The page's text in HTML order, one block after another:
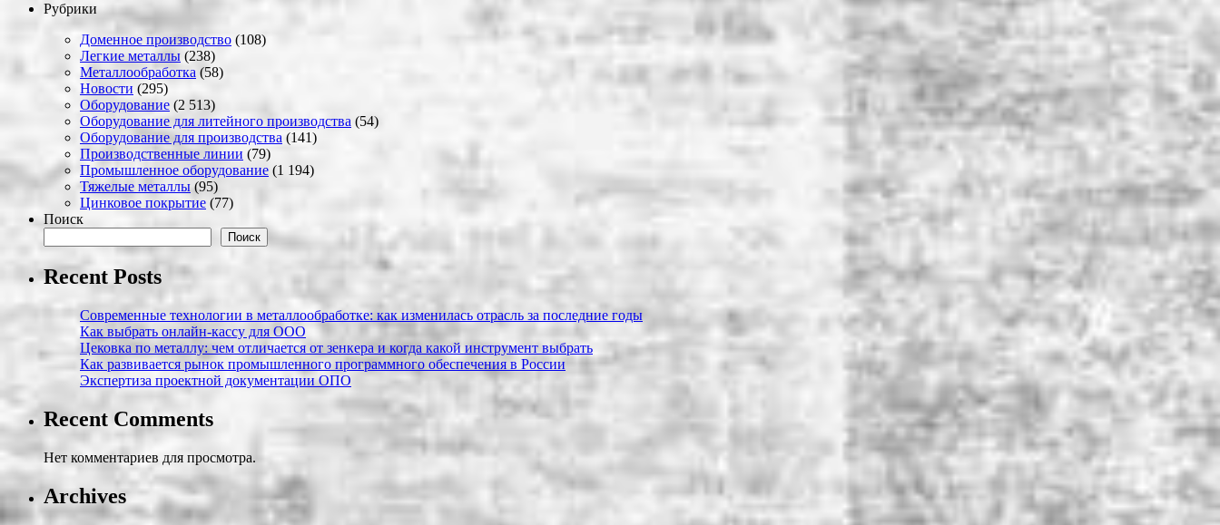
Рубрики
Доменное производство (108)
Легкие металлы (238)
Металлообработка (58)
Новости (295)
Оборудование (2 513)
Оборудование для литейного производства (54)
Оборудование для производства (141)
Производственные линии (79)
Промышленное оборудование (1 194)
Тяжелые металлы (95)
Цинковое покрытие (77)
Поиск
Поиск
Recent Posts
Современные технологии в металлообработке: как изменилась отрасль за последние годы
Как выбрать онлайн-кассу для ООО
Цековка по металлу: чем отличается от зенкера и когда какой инструмент выбрать
Как развивается рынок промышленного программного обеспечения в России
Экспертиза проектной документации ОПО
Recent Comments
Нет комментариев для просмотра.
Archives